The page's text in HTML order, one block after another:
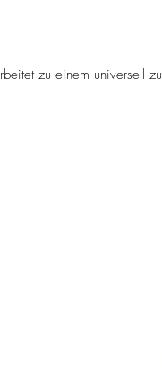
zu einem universell zu